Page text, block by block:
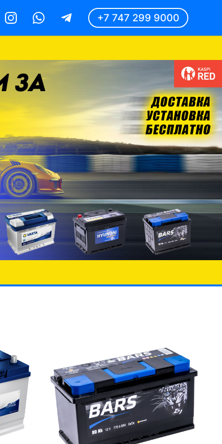
InstagramWhatsappTelegram +7 747 299 9000